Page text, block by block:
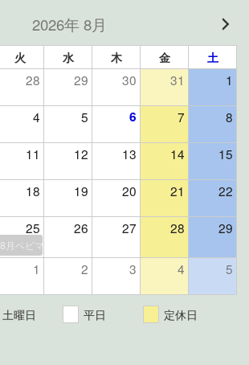
2026年 8月
火 水 木 金 土
28 29 30 31 1
4 5 6 7 8
11 12 13 14 15
18 19 20 21 22
25 26 27 28 29
8月ベビマ＆よもぎ蒸しイベント（残席２組様）
1 2 3 4 5
土曜日 平日 定休日